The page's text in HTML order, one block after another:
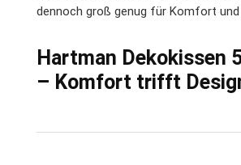
dennoch groß genug für Komfort und
Hartman Dekokissen
– Komfort trifft